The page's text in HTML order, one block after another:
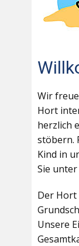
Wir
Hort
herzlich
stöbern.
Kind in
Sie
Der Hort
Unsere